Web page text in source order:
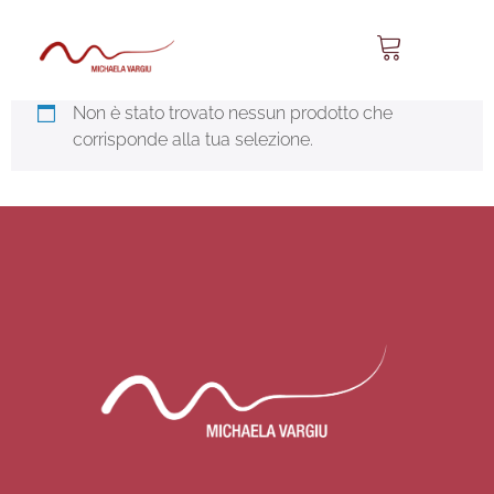
Sa Bandulera 34
Non è stato trovato nessun prodotto che
corrisponde alla tua selezione.